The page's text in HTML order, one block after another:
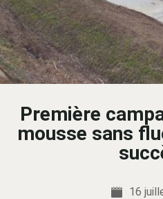
Première
mousse sans
16